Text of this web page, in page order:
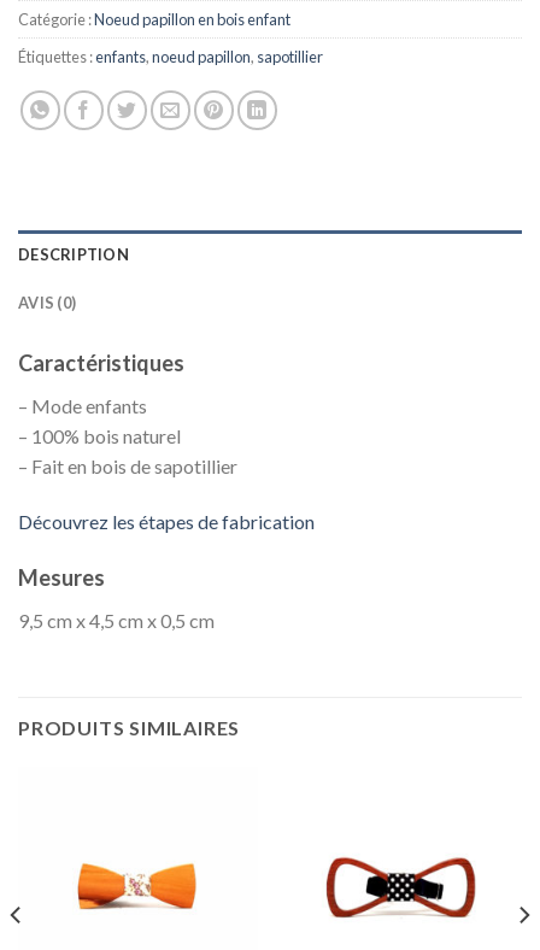
Catégorie :Noeud papillon en bois enfant
Étiquettes :enfants,noeud papillon, sapotillier
DESCRIPTION
AVIS (0)
Caractéristiques
– Mode enfants
– 100% bois naturel
– Fait en bois de sapotillier
Découvrez les étapes de fabrication
Mesures
9,5 cm x 4,5 cm x 0,5 cm
PRODUITS SIMILAIRES